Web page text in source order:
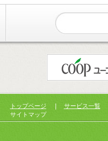
トップページ サービス一覧
サイトマップ